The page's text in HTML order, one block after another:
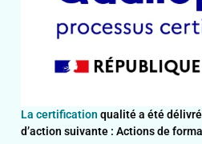
La certificationqualité a été
d’action suivante : Actions de